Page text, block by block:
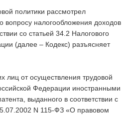
политики рассмотрел
налогообложения доходов
со статьей 34.2 Налогового
(далее – Кодекс) разъясняет
лиц от осуществления трудовой
Федерации иностранными
выданного в соответствии с
N 115-ФЗ «О правовом